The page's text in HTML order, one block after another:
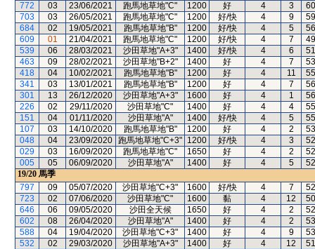
772
03 23/06/2021 跑馬地草地"C" 1200 好 4 3
60
703
03 26/05/2021 跑馬地草地"C" 1200 好/快 4 9
59
684
02 19/05/2021 跑馬地草地"B" 1200 好/快 4 5
56
609
01 21/04/2021 跑馬地草地"C" 1200 好/快 4 7
49
539
06 28/03/2021 沙田草地"A+3" 1400 好/快 4 6
51
463
09 28/02/2021 沙田草地"B+2" 1400 好 4 7
53
418
04 10/02/2021 跑馬地草地"B" 1200 好 4 11
55
341
03 13/01/2021 跑馬地草地"B" 1200 好 4 7
56
301
13 26/12/2020 沙田草地"A+3" 1600 好 4 1
56
226
02 29/11/2020 沙田草地"C" 1400 好 4 4
55
151
04 01/11/2020 沙田草地"A" 1400 好/快 4 5
55
107
03 14/10/2020 跑馬地草地"B" 1200 好 4 2
53
048
04 23/09/2020 跑馬地草地"C+3" 1200 好/快 4 3
52
029
03 16/09/2020 跑馬地草地"C" 1650 好 4 2
52
005
05 06/09/2020 沙田草地"A" 1400 好 4 5
52
19/20 馬季
797
09 05/07/2020 沙田草地"C+3" 1600 好/快 4 7
52
723
02 07/06/2020 沙田草地"C" 1600 黏 4 12
50
646
06 09/05/2020 沙田全天候 1650 好 4 2
52
602
08 26/04/2020 沙田草地"A" 1400 好 4 2
53
588
04 19/04/2020 沙田草地"C+3" 1400 好 4 9
53
532
02 29/03/2020 沙田草地"A+3" 1400 好 4 12
51